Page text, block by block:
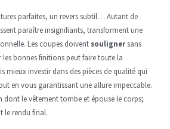
parfaites, un revers subtil… Autant de
paraître insignifiants, transforment une
Les coupes doivent soulignersans
les bonnes finitions peut faire toute la
mieux investir dans des pièces de qualité qui
en vous garantissant une allure impeccable.
dont le vêtement tombe et épouse le corps;
le rendu final.